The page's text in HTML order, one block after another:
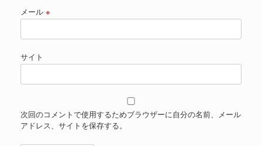
メール ※
サイト
次回のコメントで使用するためブラウザーに自分の名前、メール
アドレス、サイトを保存する。